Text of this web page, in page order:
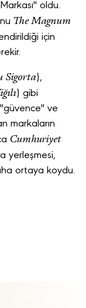
oldu.
The Magnum
için
Sigorta),
) gibi
ve
markaların
Cumhuriyet
yerleşmesi,
ortaya koydu.